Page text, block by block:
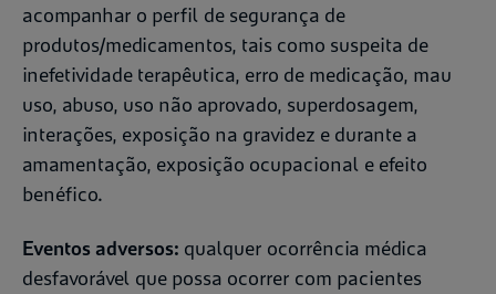
acompanhar o perfil de segurança de
produtos/medicamentos, tais como suspeita de
inefetividade terapêutica, erro de medicação, mau
uso, abuso, uso não aprovado, superdosagem,
interações, exposição na gravidez e durante a
amamentação, exposição ocupacional e efeito
benéfico.
Eventos adversos: qualquer ocorrência médica
desfavorável que possa ocorrer com pacientes